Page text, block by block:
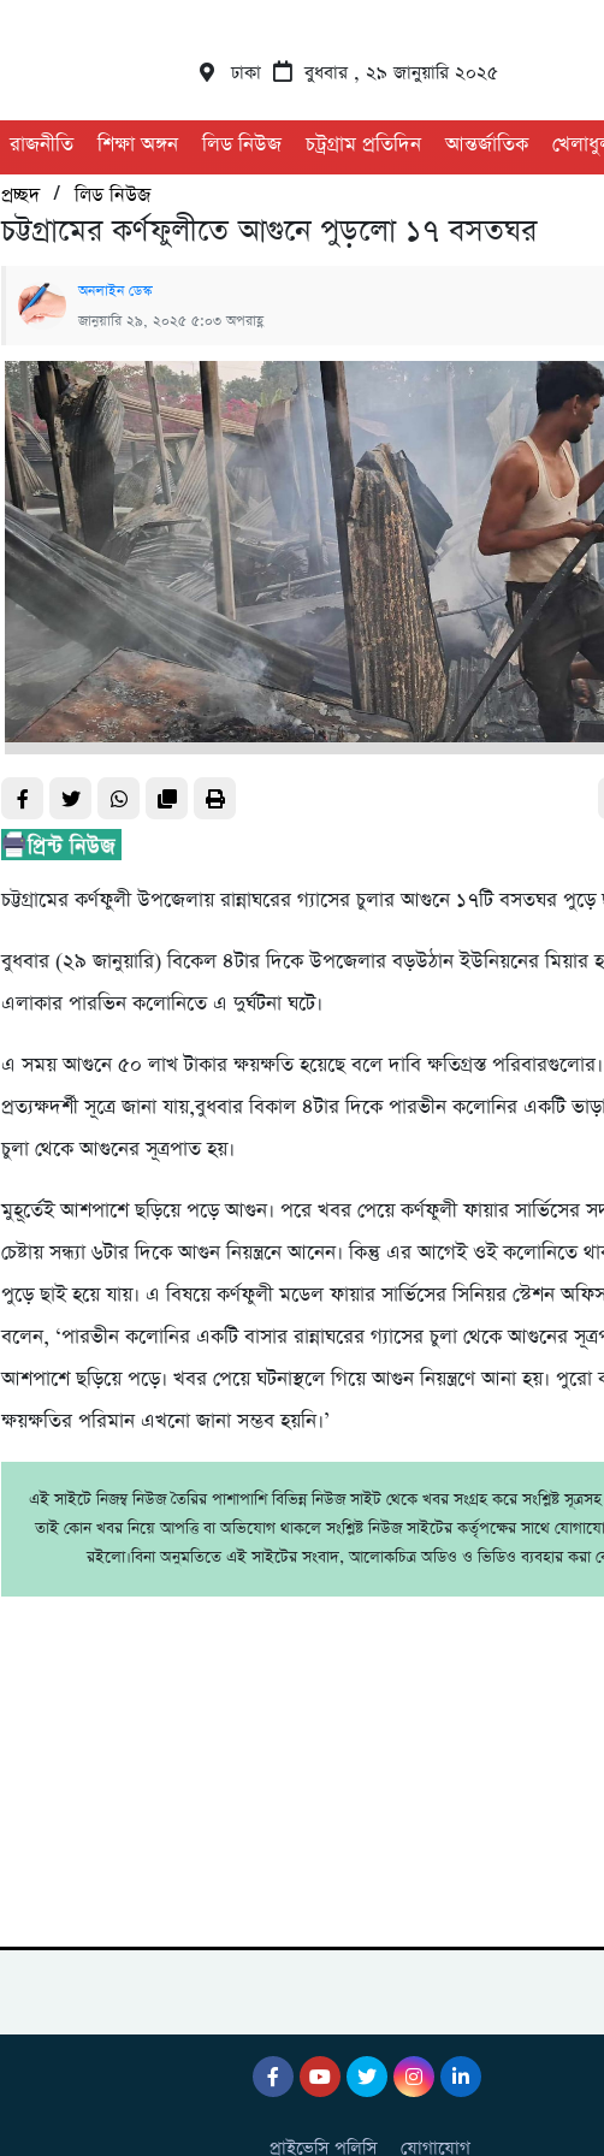
ঢাকা বুধবার , ২৯ জানুয়ারি ২০২৫
রাজনীতি শিক্ষা অঙ্গন লিড নিউজ চট্রগ্রাম প্রতিদিন আন্তর্জাতিক
প্রচ্ছদ/লিড নিউজ
চট্টগ্রামের কর্ণফুলীতে আগুনে পুড়লো ১৭ বসতঘর
অনলাইন ডেস্ক
জানুয়ারি ২৯, ২০২৫ ৫:০৩ অপরাহ্ণ
চট্টগ্রামের কর্ণফুলী উপজেলায় রান্নাঘরের গ্যাসের চুলার আগুনে ১৭টি বসতঘর পুড়ে
বুধবার (২৯ জানুয়ারি) বিকেল ৪টার দিকে উপজেলার বড়উঠান ইউনিয়নের মিয়ার
এলাকার পারভিন কলোনিতে এ দুর্ঘটনা ঘটে।
এ সময় আগুনে ৫০ লাখ টাকার ক্ষয়ক্ষতি হয়েছে বলে দাবি ক্ষতিগ্রস্ত পরিবারগুলোর।
প্রত্যক্ষদর্শী সূত্রে জানা যায়,বুধবার বিকাল ৪টার দিকে পারভীন কলোনির একটি
চুলা থেকে আগুনের সূত্রপাত হয়।
মুহূর্তেই আশপাশে ছড়িয়ে পড়ে আগুন। পরে খবর পেয়ে কর্ণফুলী ফায়ার সার্ভিসের
চেষ্টায় সন্ধ্যা ৬টার দিকে আগুন নিয়ন্ত্রনে আনেন। কিন্তু এর আগেই ওই কলোনিতে
পুড়ে ছাই হয়ে যায়। এ বিষয়ে কর্ণফুলী মডেল ফায়ার সার্ভিসের সিনিয়র স্টেশন
বলেন, ‘পারভীন কলোনির একটি বাসার রান্নাঘরের গ্যাসের চুলা থেকে আগুনের
আশপাশে ছড়িয়ে পড়ে। খবর পেয়ে ঘটনাস্থলে গিয়ে আগুন নিয়ন্ত্রণে আনা হয়। পুরো
ক্ষয়ক্ষতির পরিমান এখনো জানা সম্ভব হয়নি।’
এই সাইটে নিজম্ব নিউজ তৈরির পাশাপাশি বিভিন্ন নিউজ সাইট থেকে খবর সংগ্রহ করে সংশ্লিষ্ট
তাই কোন খবর নিয়ে আপত্তি বা অভিযোগ থাকলে সংশ্লিষ্ট নিউজ সাইটের কর্তৃপক্ষের সাথে
রইলো।বিনা অনুমতিতে এই সাইটের সংবাদ, আলোকচিত্র অডিও ও ভিডিও ব্যবহার করা
প্রাইভেসি পলিসি যোগাযোগ